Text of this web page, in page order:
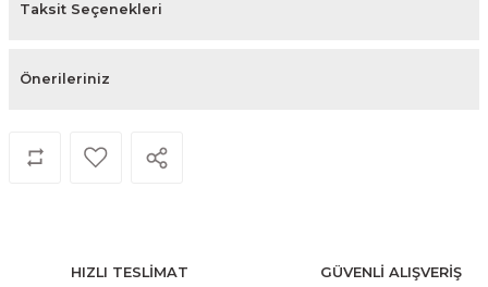
Taksit Seçenekleri
Önerileriniz
HIZLI TESLİMAT
GÜVENLİ ALIŞVERİŞ